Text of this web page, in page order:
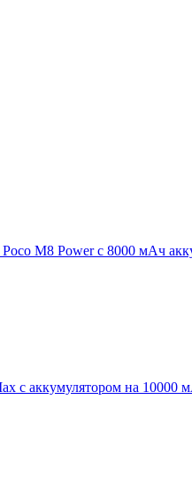
M8 Power с 8000 мАч
с аккумулятором на 10000